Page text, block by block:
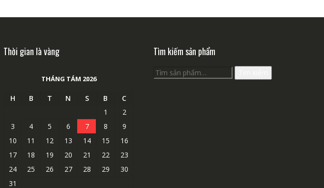
Thời gian là vàng
THÁNG TÁM 2026
H B T N S B
C
1
2
3
4 5 6 7 8
9
10
11 12 13 14 15
16
17
18 19 20 21 22
23
24
25 26 27 28 29
30
31
Tìm kiếm sản phẩm
Tìm
kiếm: